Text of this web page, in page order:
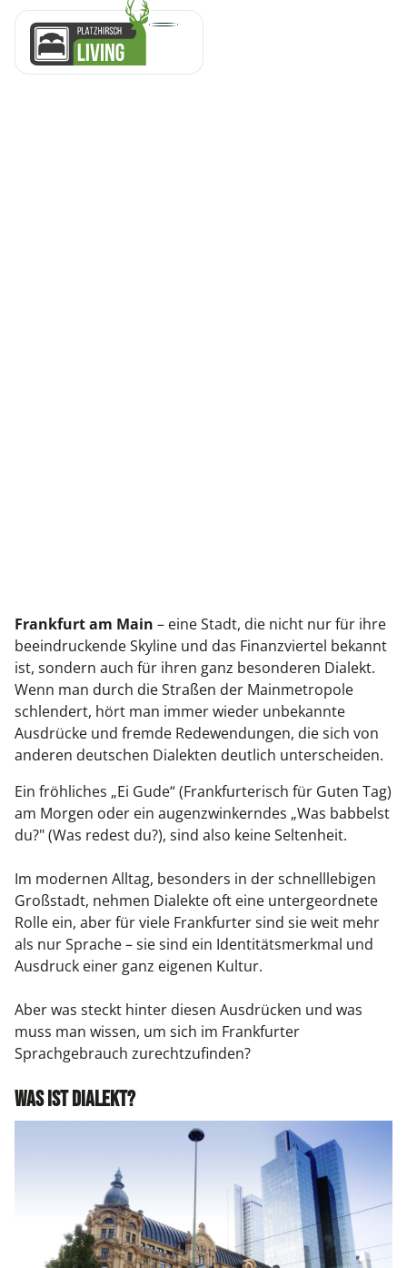
Frankfurt am Main – eine Stadt, die nicht nur für ihre
beeindruckende Skyline und das Finanzviertel bekannt
ist, sondern auch für ihren ganz besonderen Dialekt.
Wenn man durch die Straßen der Mainmetropole
schlendert, hört man immer wieder unbekannte
Ausdrücke und fremde Redewendungen, die sich von
anderen deutschen Dialekten deutlich unterscheiden.
Ein fröhliches „Ei Gude“ (Frankfurterisch für Guten Tag)
am Morgen oder ein augenzwinkerndes „Was babbelst
du?" (Was redest du?), sind also keine Seltenheit.
Im modernen Alltag, besonders in der schnelllebigen
Großstadt, nehmen Dialekte oft eine untergeordnete
Rolle ein, aber für viele Frankfurter sind sie weit mehr
als nur Sprache – sie sind ein Identitätsmerkmal und
Ausdruck einer ganz eigenen Kultur.
Aber was steckt hinter diesen Ausdrücken und was
muss man wissen, um sich im Frankfurter
Sprachgebrauch zurechtzufinden?
Was ist Dialekt?